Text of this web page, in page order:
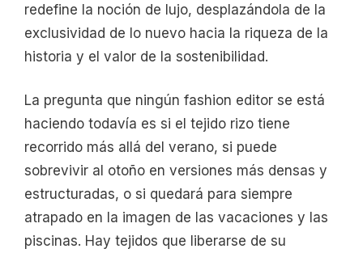
redefine la noción de lujo, desplazándola de la
exclusividad de lo nuevo hacia la riqueza de la
historia y el valor de la sostenibilidad.
La pregunta que ningún fashion editor se está
haciendo todavía es si el tejido rizo tiene
recorrido más allá del verano, si puede
sobrevivir al otoño en versiones más densas y
estructuradas, o si quedará para siempre
atrapado en la imagen de las vacaciones y las
piscinas. Hay tejidos que liberarse de su